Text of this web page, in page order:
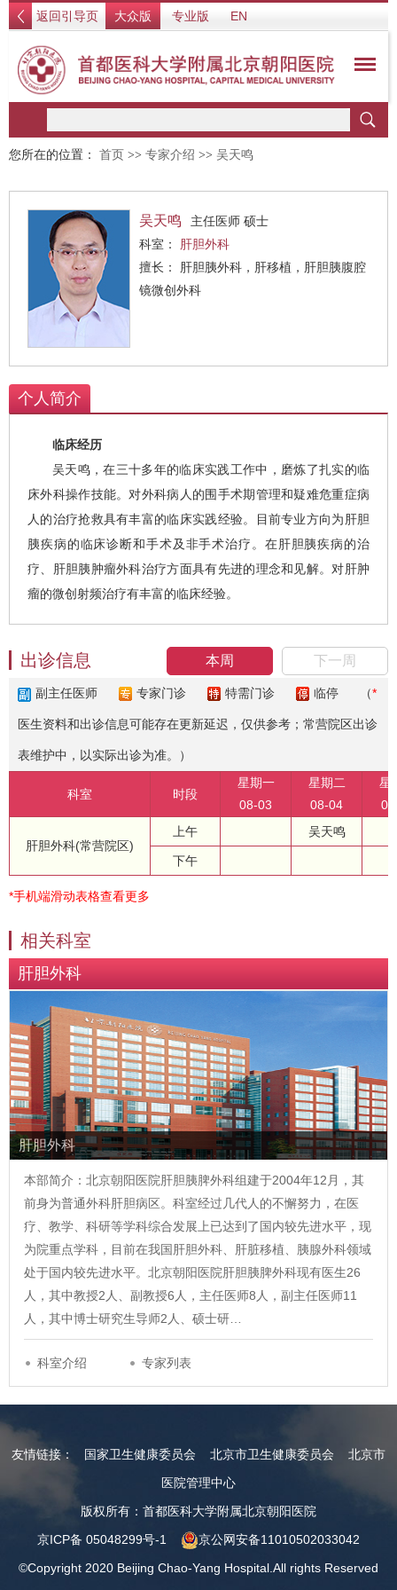
返回引导页 大众版 专业版 EN
您所在的位置： 首页 >> 专家介绍 >> 吴天鸣
吴天鸣
主任医师 硕士
科室：
肝胆外科
擅长： 肝胆胰外科，肝移植，肝胆胰腹腔
镜微创外科
个人简介
临床经历
吴天鸣，在三十多年的临床实践工作中，磨炼了扎实的临
床外科操作技能。对外科病人的围手术期管理和疑难危重症病
人的治疗抢救具有丰富的临床实践经验。目前专业方向为肝胆
胰疾病的临床诊断和手术及非手术治疗。在肝胆胰疾病的治
疗、肝胆胰肿瘤外科治疗方面具有先进的理念和见解。对肝肿
瘤的微创射频治疗有丰富的临床经验。
本周 下一周
出诊信息
副主任医师 专家门诊 特需门诊 临停 （*
医生资料和出诊信息可能存在更新延迟，仅供参考；常营院区出诊
表维护中，以实际出诊为准。）
科室 时段
星期一
08-03
星期二
08-04
星
肝胆外科(常营院区)
上午 吴天鸣
下午
*手机端滑动表格查看更多
相关科室
肝胆外科
肝胆外科
本部简介：北京朝阳医院肝胆胰脾外科组建于2004年12月，其
前身为普通外科肝胆病区。科室经过几代人的不懈努力，在医
疗、教学、科研等学科综合发展上已达到了国内较先进水平，现
为院重点学科，目前在我国肝胆外科、肝脏移植、胰腺外科领域
处于国内较先进水平。北京朝阳医院肝胆胰脾外科现有医生26
人，其中教授2人、副教授6人，主任医师8人，副主任医师11
人，其中博士研究生导师2人、硕士研…
科室介绍 专家列表
友情链接： 国家卫生健康委员会 北京市卫生健康委员会
北京市
医院管理中心
版权所有：首都医科大学附属北京朝阳医院
京ICP备 05048299号-1
京公网安备11010502033042
©Copyright 2020 Beijing Chao-Yang Hospital.All rights Reserved